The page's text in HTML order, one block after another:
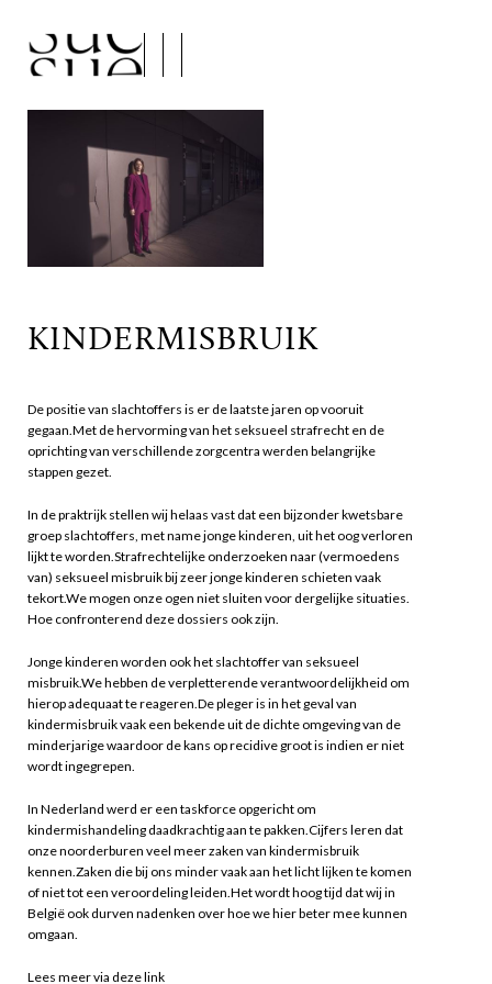
KINDERMISBRUIK
De positie van slachtoffers is er de laatste jaren op vooruit
gegaan.Met de hervorming van het seksueel strafrecht en de
oprichting van verschillende zorgcentra werden belangrijke
stappen gezet.
In de praktrijk stellen wij helaas vast dat een bijzonder kwetsbare
groep slachtoffers, met name jonge kinderen, uit het oog verloren
lijkt te worden.Strafrechtelijke onderzoeken naar (vermoedens
van) seksueel misbruik bij zeer jonge kinderen schieten vaak
tekort.We mogen onze ogen niet sluiten voor dergelijke situaties.
Hoe confronterend deze dossiers ook zijn.
Jonge kinderen worden ook het slachtoffer van seksueel
misbruik.We hebben de verpletterende verantwoordelijkheid om
hierop adequaat te reageren.De pleger is in het geval van
kindermisbruik vaak een bekende uit de dichte omgeving van de
minderjarige waardoor de kans op recidive groot is indien er niet
wordt ingegrepen.
In Nederland werd er een taskforce opgericht om
kindermishandeling daadkrachtig aan te pakken.Cijfers leren dat
onze noorderburen veel meer zaken van kindermisbruik
kennen.Zaken die bij ons minder vaak aan het licht lijken te komen
of niet tot een veroordeling leiden.Het wordt hoog tijd dat wij in
België ook durven nadenken over hoe we hier beter mee kunnen
omgaan.
Lees meer via deze link